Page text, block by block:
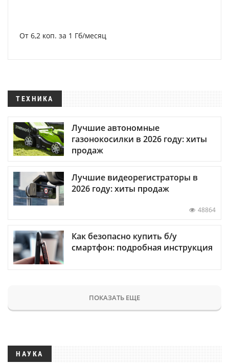
От 6,2 коп. за 1 Гб/месяц
ТЕХНИКА
Лучшие автономные
газонокосилки в 2026 году: хиты
продаж
Лучшие видеорегистраторы в
2026 году: хиты продаж
48864
Как безопасно купить б/у
смартфон: подробная инструкция
ПОКАЗАТЬ ЕЩЕ
НАУКА